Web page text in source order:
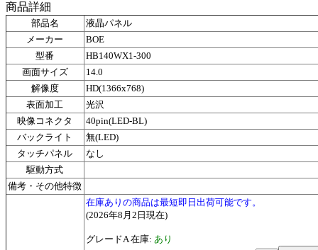
商品詳細
部品名
液晶パネル
メーカー
BOE
型番
HB140WX1-300
画面サイズ
14.0
解像度
HD(1366x768)
表面加工
光沢
映像コネクタ
40pin(LED-BL)
バックライト
無(LED)
タッチパネル
なし
駆動方式
備考・その他特徴
在庫ありの商品は最短即日出荷可能です。
(2026年8月2日現在)
グレードA 在庫: あり